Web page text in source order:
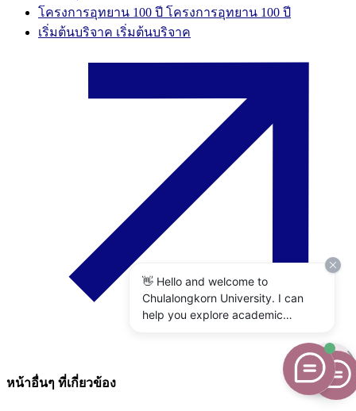
โครงการอุทยาน 100 ปี โครงการอุทยาน 100 ปี
เริ่มต้นบริจาค เริ่มต้นบริจาค
หน้าอื่นๆ ที่เกี่ยวข้อง
👋 Hello and welcome to
Chulalongkorn University. I can
help you explore academic